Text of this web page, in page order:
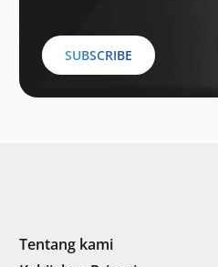
SUBSCRIBE
Tentang kami